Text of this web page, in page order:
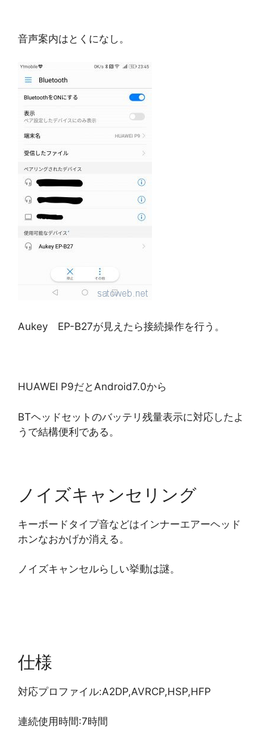
音声案内はとくになし。
Aukey EP-B27が見えたら接続操作を行う。
HUAWEI P9だとAndroid7.0から
BTヘッドセットのバッテリ残量表示に対応したよ
うで結構便利である。
ノイズキャンセリング
キーボードタイプ音などはインナーエアーヘッド
ホンなおかげか消える。
ノイズキャンセルらしい挙動は謎。
仕様
対応プロファイル:A2DP,AVRCP,HSP,HFP
連続使用時間:7時間